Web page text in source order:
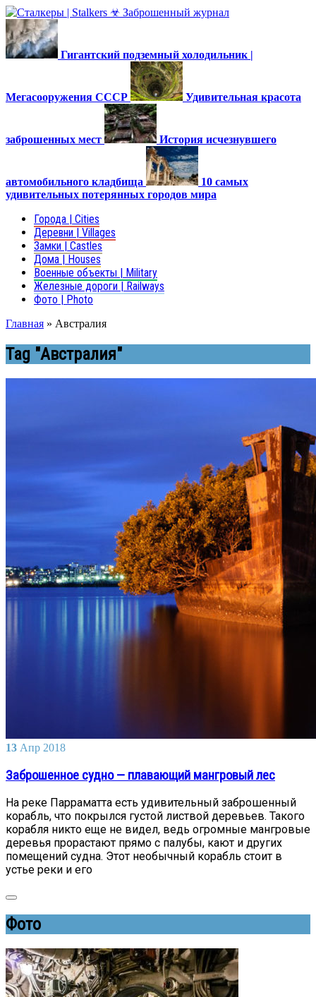
Гигантский подземный холодильник |
Мегасооружения СССР Удивительная красота
заброшенных мест История исчезнувшего
автомобильного кладбища
10 самых
удивительных потерянных городов мира
Города | Cities
Деревни | Villages
Замки | Castles
Дома | Houses
Военные объекты | Military
Железные дороги | Railways
Фото | Photo
Главная » Австралия
Tag "Австралия"
13 Апр 2018
Заброшенное судно — плавающий мангровый лес
На реке Парраматта есть удивительный заброшенный
корабль, что покрылся густой листвой деревьев. Такого
корабля никто еще не видел, ведь огромные мангровые
деревья прорастают прямо с палубы, кают и других
помещений судна. Этот необычный корабль стоит в
устье реки и его
Фото